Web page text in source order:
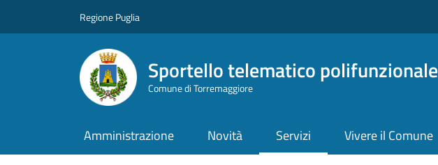
Regione Puglia
Sportello telematico polifunzionale
Comune di Torremaggiore
Amministrazione Novità Servizi Vivere il Comune